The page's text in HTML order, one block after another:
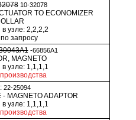
10-32078
TO ECONOMIZER
узле: 2,2,2,2
запросу
-66856A1
MAGNETO
узле: 1,1,1,1
22-25094
- MAGNETO ADAPTOR
узле: 1,1,1,1